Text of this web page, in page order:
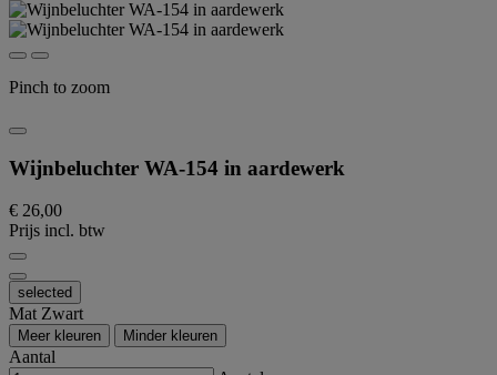
Pinch to zoom
Wijnbeluchter WA-154 in aardewerk
€ 26,00
Prijs incl. btw
selected
Mat Zwart
Meer kleuren Minder kleuren
Aantal